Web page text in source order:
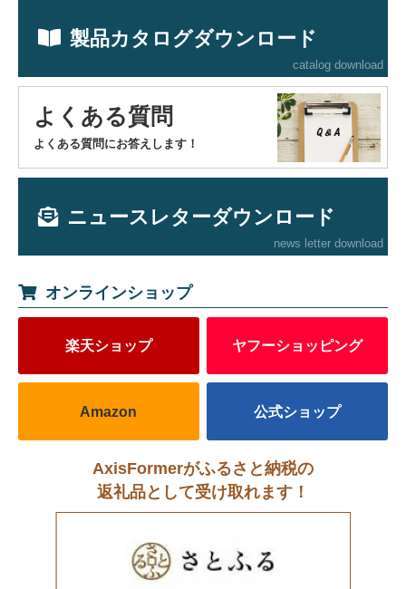
製品カタログダウンロード
catalog download
よくある質問
よくある質問にお答えします！
ニュースレターダウンロード
news letter download
オンラインショップ
楽天ショップ ヤフーショッピング
Amazon 公式ショップ
AxisFormerがふるさと納税の
返礼品として受け取れます！